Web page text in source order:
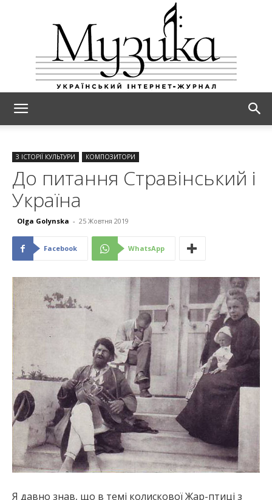
З ІСТОРІЇ КУЛЬТУРИ КОМПОЗИТОРИ
До питання Стравінський і
Україна
Olga Golynska - 25 Жовтня 2019
Facebook WhatsApp
Я давно знав, що в темі колискової Жар-птиці з